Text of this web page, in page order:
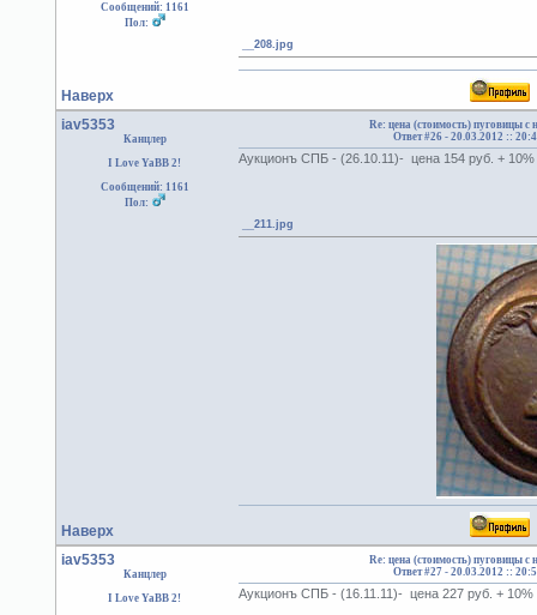
Сообщений: 1161
Пол:
Наверх
__208.jpg
iav5353
Канцлер
I Love YaBB 2!
Сообщений: 1161
Пол:
Re: цена (стоимость) пуговицы с
Ответ #26 - 20.03.2012 ::
Аукционъ СПБ - (26.10.11)- цена 154 руб. +
Наверх
__211.jpg
iav5353
Канцлер
I Love YaBB 2!
Re: цена (стоимость) пуговицы с
Ответ #27 - 20.03.2012 ::
Аукционъ СПБ - (16.11.11)- цена 227 руб. +